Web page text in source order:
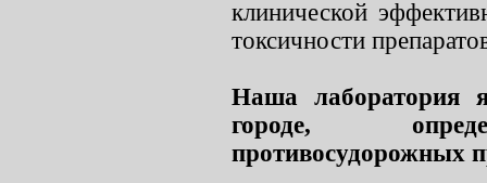
клинической
токсичности
Наша лаборатория
городе,
противосудорожных